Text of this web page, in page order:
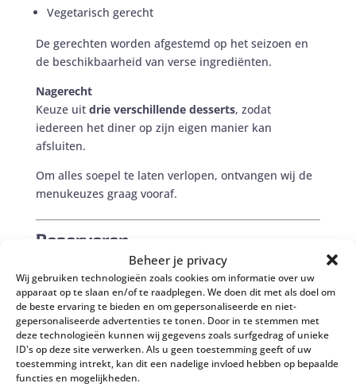
Beheer je privacy
Wij gebruiken technologieën zoals cookies om informatie over uw
apparaat op te slaan en/of te raadplegen. We doen dit met als doel om
de beste ervaring te bieden en om gepersonaliseerde en niet-
gepersonaliseerde advertenties te tonen. Door in te stemmen met
deze technologieën kunnen wij gegevens zoals surfgedrag of unieke
ID's op deze site verwerken. Als u geen toestemming geeft of uw
toestemming intrekt, kan dit een nadelige invloed hebben op bepaalde
functies en mogelijkheden.
Vegetarisch gerecht
De gerechten worden afgestemd op het seizoen en
de beschikbaarheid van verse ingrediënten.
Nagerecht
Keuze uit drie verschillende desserts, zodat
iedereen het diner op zijn eigen manier kan
afsluiten.
Om alles soepel te laten verlopen, ontvangen wij de
menukeuzes graag vooraf.
Reserveren
Wil je dit 3-gangen diner reserveren voor jouw
groep? Neem gerust contact met ons op. Wij denken
graag met je mee.